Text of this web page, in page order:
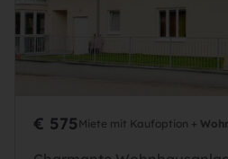
€ 575 Miete mit Kaufoption +